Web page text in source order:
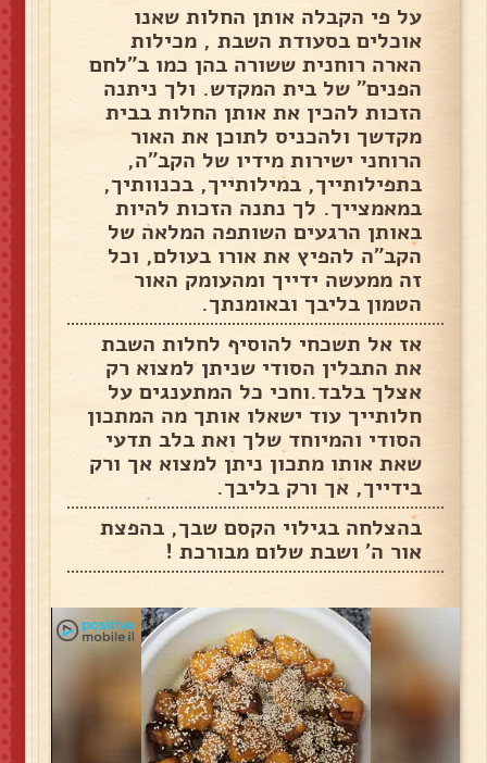
על פי הקבלה אותן החלות שאנו
אוכלים בסעודת השבת , מכילות
הארה רוחנית ששורה בהן כמו ב"לחם
הפנים" של בית המקדש. ולך ניתנה
הזכות להכין את אותן החלות בבית
מקדשך ולהכניס לתוכן את האור
הרוחני ישירות מידיו של הקב"ה,
בתפילותייך, במילותייך, בכנוותיך,
במאמצייך. לך נתנה הזכות להיות
באותן הרגעים השותפה המלאה של
הקב"ה להפיץ את אורו בעולם, וכל
זה ממעשה ידייך ומהעומק האור
הטמון בליבך ובאומנתך.
אז אל תשכחי להוסיף לחלות השבת
את התבלין הסודי שניתן למצוא רק
אצלך בלבד.וחכי כל המתענגים על
חלותייך עוד ישאלו אותך מה המתכון
הסודי והמיוחד שלך ואת בלב תדעי
שאת אותו מתכון ניתן למצוא אך ורק
בידייך, אך ורק בליבך.
בהצלחה בגילוי הקסם שבך, בהפצת
אור ה' ושבת שלום מבורכת !